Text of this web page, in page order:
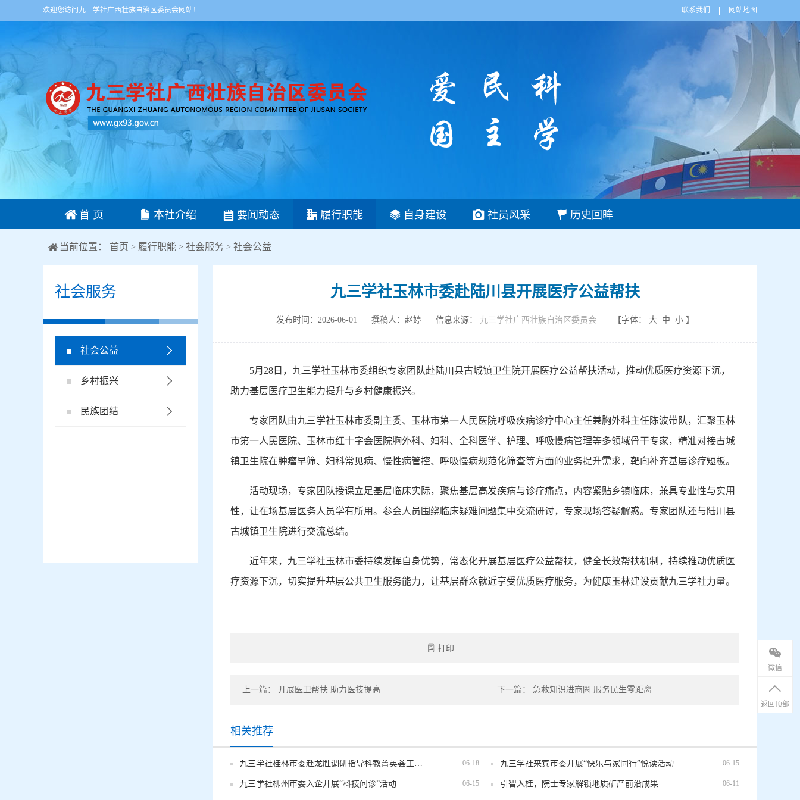
欢迎您访问九三学社广西壮族自治区委员会网站！ 联系我们 网站地图
首 页 本社介绍 要闻动态 履行职能 自身建设 社员风采 历史回眸
当前位置： 首页 > 履行职能 > 社会服务 > 社会公益
社会服务
社会公益
乡村振兴
民族团结
九三学社玉林市委赴陆川县开展医疗公益帮扶
发布时间：2026-06-01 撰稿人：赵婷 信息来源： 九三学社广西壮族自治区委员会 【字体： 大 中 小 】
5月28日，九三学社玉林市委组织专家团队赴陆川县古城镇卫生院开展医疗公益帮扶活动，推动优质医疗资源下沉，
助力基层医疗卫生能力提升与乡村健康振兴。
专家团队由九三学社玉林市委副主委、玉林市第一人民医院呼吸疾病诊疗中心主任兼胸外科主任陈波带队，汇聚玉林
市第一人民医院、玉林市红十字会医院胸外科、妇科、全科医学、护理、呼吸慢病管理等多领域骨干专家，精准对接古城
镇卫生院在肿瘤早筛、妇科常见病、慢性病管控、呼吸慢病规范化筛查等方面的业务提升需求，靶向补齐基层诊疗短板。
活动现场，专家团队授课立足基层临床实际，聚焦基层高发疾病与诊疗痛点，内容紧贴乡镇临床，兼具专业性与实用
性，让在场基层医务人员学有所用。参会人员围绕临床疑难问题集中交流研讨，专家现场答疑解惑。专家团队还与陆川县
古城镇卫生院进行交流总结。
近年来，九三学社玉林市委持续发挥自身优势，常态化开展基层医疗公益帮扶，健全长效帮扶机制，持续推动优质医
疗资源下沉，切实提升基层公共卫生服务能力，让基层群众就近享受优质医疗服务，为健康玉林建设贡献九三学社力量。
打印
上一篇： 开展医卫帮扶 助力医技提高 下一篇： 急救知识进商圈 服务民生零距离
相关推荐
06-18 九三学社来宾市委开展“快乐与家同行”悦读活动 06-15
九三学社柳州市委入企开展“科技问诊”活动 06-15 引智入桂，院士专家解锁地质矿产前沿成果 06-11
微信
返回顶部